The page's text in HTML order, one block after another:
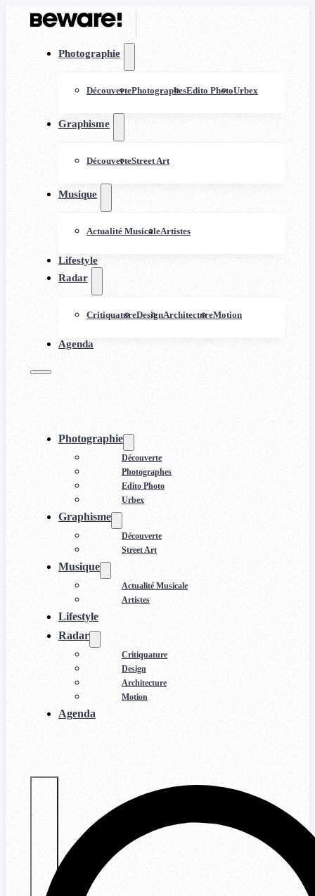
Photographie
DécouvertePhotographesEdito PhotoUrbex
Graphisme
DécouverteStreet Art
Musique
Actualité MusicaleArtistes
Lifestyle
Radar
CritiquatureDesignArchitectureMotion
Agenda
Photographie
Découverte
Photographes
Edito Photo
Urbex
Graphisme
Découverte
Street Art
Musique
Actualité Musicale
Artistes
Lifestyle
Radar
Critiquature
Design
Architecture
Motion
Agenda